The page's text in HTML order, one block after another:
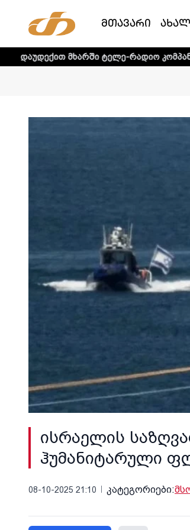
მთავარი
ტელე-რადიო კომპანია
ისრაელის
ჰუმანიტარული
08-10-2025 21:10 კატეგორიები: